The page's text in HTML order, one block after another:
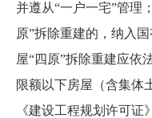
并遵从“一户一宅”管理
原”拆除重建的，纳入
屋“四原”拆除重建应依
限额以下房屋（含集体
《建设工程规划许可